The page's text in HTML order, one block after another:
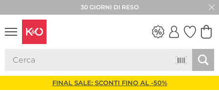
30 GIORNI DI RESO
FINAL SALE: SCONTI FINO AL -50%